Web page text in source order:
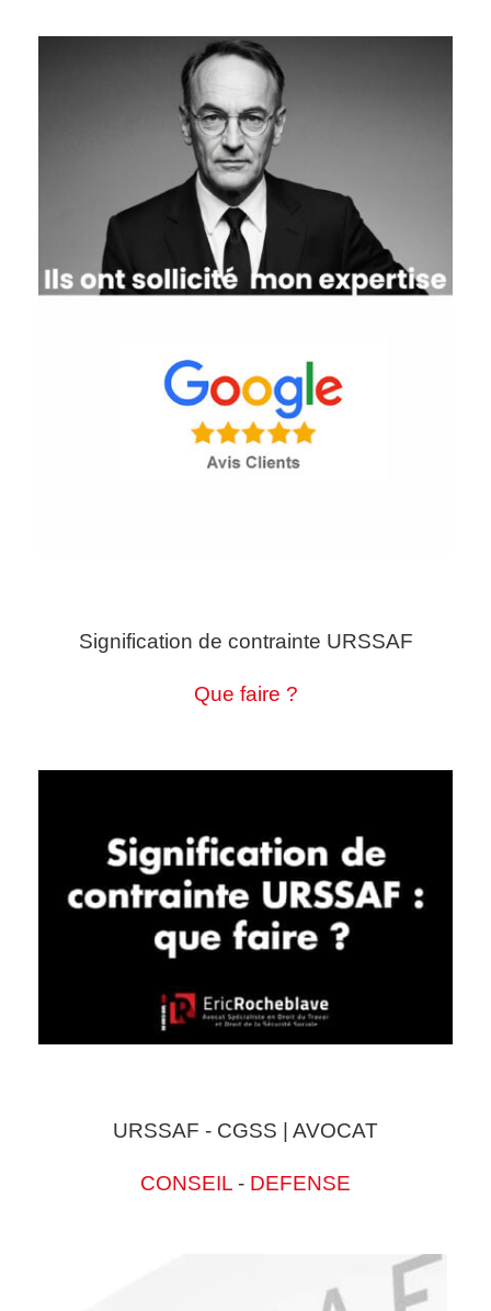
Signification de contrainte URSSAF
Que faire ?
URSSAF - CGSS | AVOCAT
CONSEIL - DEFENSE